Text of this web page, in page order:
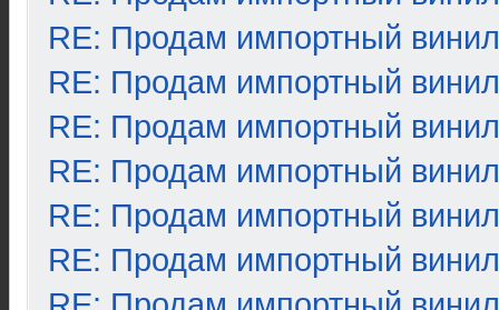
RE: Продам импортный винил
RE: Продам импортный винил
RE: Продам импортный винил
RE: Продам импортный винил
RE: Продам импортный винил
RE: Продам импортный винил